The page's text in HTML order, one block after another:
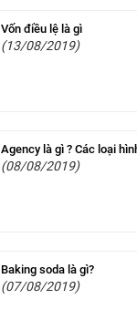
Vốn điều lệ là gì
(13/08/2019)
Agency là gì ? Các loại
(08/08/2019)
Baking soda là gì?
(07/08/2019)